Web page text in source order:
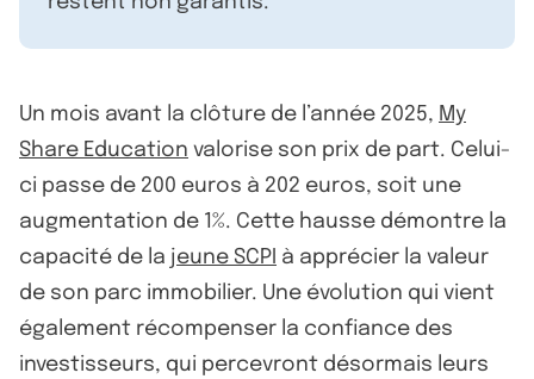
Un mois avant la clôture de l’année 2025, My
Share Education valorise son prix de part. Celui-
ci passe de 200 euros à 202 euros, soit une
augmentation de 1%. Cette hausse démontre la
capacité de la jeune SCPI à apprécier la valeur
de son parc immobilier. Une évolution qui vient
également récompenser la confiance des
investisseurs, qui percevront désormais leurs